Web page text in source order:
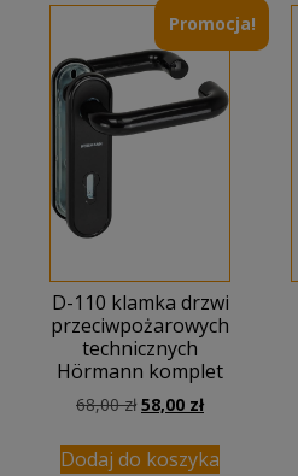
Promocja!
D-110 klamka drzwi
przeciwpożarowych
technicznych
Hörmann komplet
68,00zł Pierwotna
wynosiła:
58,00 złAktualna
wynosi:
Dodaj do koszyka